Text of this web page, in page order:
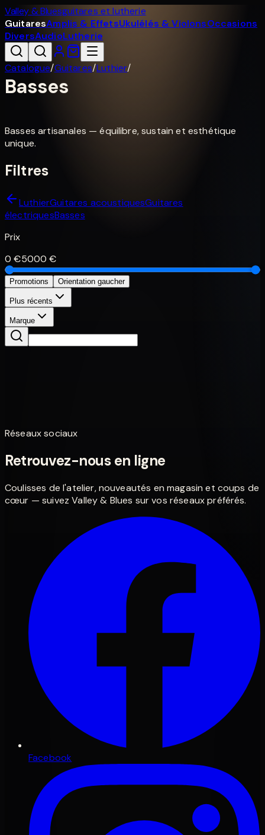
Valley & Bluesguitares et lutherie
GuitaresAmplis & EffetsUkulélés & ViolonsOccasions
DiversAudioLutherie
Catalogue/Guitares/Luthier/
Basses
Basses artisanales — équilibre, sustain et esthétique
unique.
Filtres
LuthierGuitares acoustiquesGuitares
électriquesBasses
Prix
0 €5000 €
Promotions Orientation gaucher
Plus récents
Marque
Réseaux sociaux
Retrouvez-nous en ligne
Coulisses de l'atelier, nouveautés en magasin et coups de
cœur — suivez Valley & Blues sur vos réseaux préférés.
Facebook